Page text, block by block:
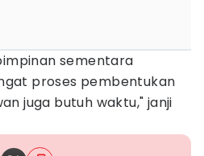
sementara
proses pembentukan
juga butuh waktu," janji